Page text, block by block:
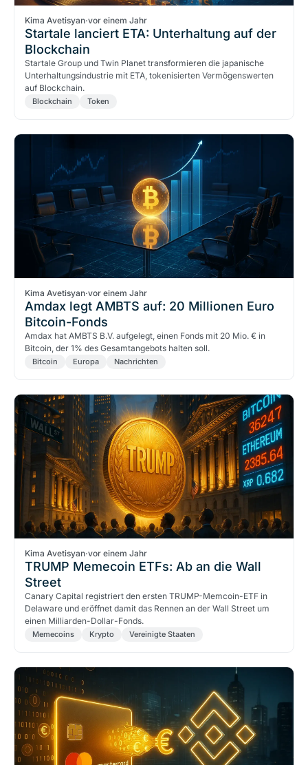
Kima Avetisyan·vor einem Jahr
Startale lanciert ETA: Unterhaltung auf der
Blockchain
Startale Group und Twin Planet transformieren die japanische
Unterhaltungsindustrie mit ETA, tokenisierten Vermögenswerten
auf Blockchain.
Blockchain Token
Kima Avetisyan·vor einem Jahr
Amdax legt AMBTS auf: 20 Millionen Euro
Bitcoin-Fonds
Amdax hat AMBTS B.V. aufgelegt, einen Fonds mit 20 Mio. € in
Bitcoin, der 1% des Gesamtangebots halten soll.
Bitcoin Europa Nachrichten
Kima Avetisyan·vor einem Jahr
TRUMP Memecoin ETFs: Ab an die Wall
Street
Canary Capital registriert den ersten TRUMP-Memcoin-ETF in
Delaware und eröffnet damit das Rennen an der Wall Street um
einen Milliarden-Dollar-Fonds.
Memecoins Krypto Vereinigte Staaten